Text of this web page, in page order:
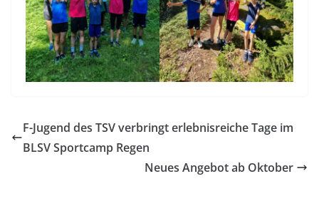
F-Jugend des TSV verbringt erlebnisreiche Tage im
BLSV Sportcamp Regen
Neues Angebot ab Oktober